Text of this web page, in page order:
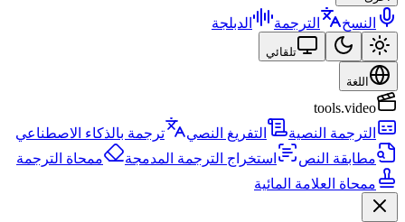
النسخ الترجمة الدبلجة
تلقائي
اللغة
tools.video
الترجمة النصية
التفريغ النصي
ترجمة بالذكاء الاصطناعي
مطابقة النص
استخراج الترجمة المدمجة
ممحاة الترجمة
ممحاة العلامة المائية